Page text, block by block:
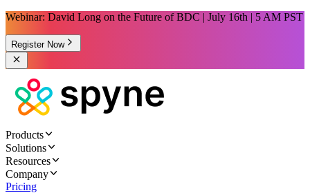
Webinar: David Long on the Future of BDC | July 16th | 5 AM PST
Register Now
Products
Solutions
Resources
Company
Pricing